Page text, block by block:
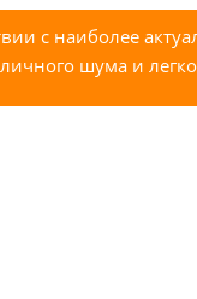
с наиболее
шума и